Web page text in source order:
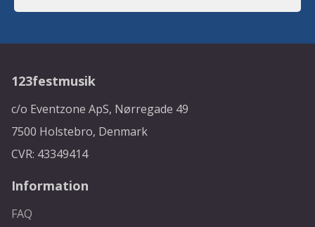
123festmusik
c/o Eventzone ApS, Nørregade 49
7500 Holstebro, Denmark
CVR: 43349414
Information
FAQ